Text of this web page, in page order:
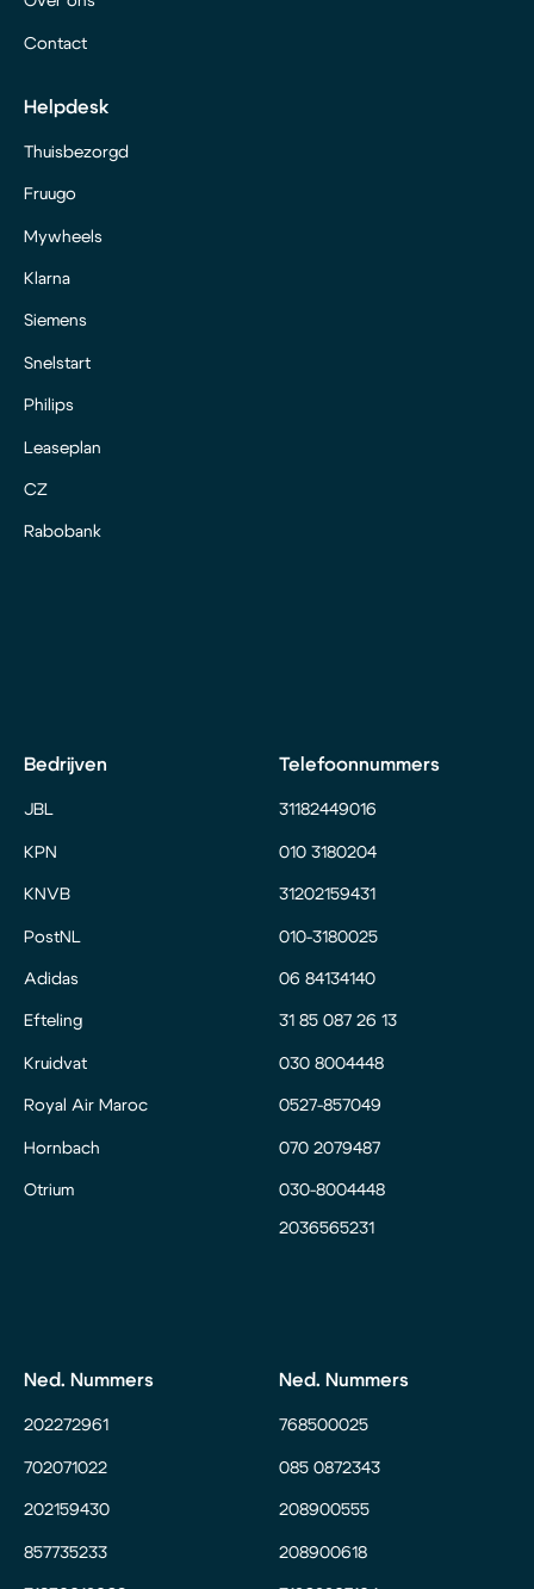
Contact
Helpdesk
Thuisbezorgd
Fruugo
Mywheels
Klarna
Siemens
Snelstart
Philips
Leaseplan
CZ
Rabobank
Bedrijven
JBL
KPN
KNVB
PostNL
Adidas
Efteling
Kruidvat
Royal Air Maroc
Hornbach
Otrium
Telefoonnummers
31182449016
010 3180204
31202159431
010-3180025
06 84134140
31 85 087 26 13
030 8004448
0527-857049
070 2079487
030-8004448
2036565231
Ned. Nummers
202272961
702071022
202159430
857735233
Ned. Nummers
768500025
085 0872343
208900555
208900618